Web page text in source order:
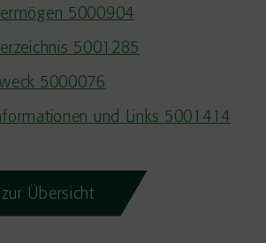
5000904
5001285
5000076
und Links 5001414
Übersicht